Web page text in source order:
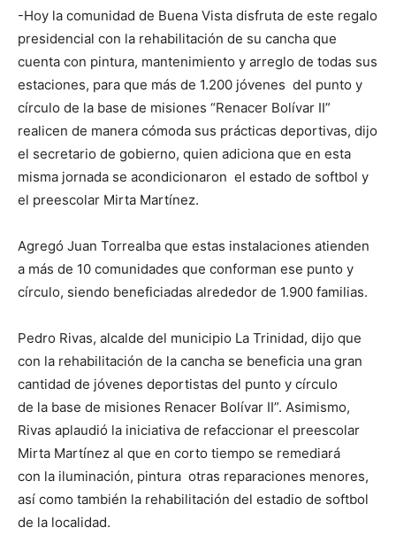
-Hoy la comunidad de Buena Vista disfruta de este regalo
presidencial con la rehabilitación de su cancha que
cuenta con pintura, mantenimiento y arreglo de todas sus
estaciones, para que más de 1.200 jóvenes del punto y
círculo de la base de misiones “Renacer Bolívar II”
realicen de manera cómoda sus prácticas deportivas, dijo
el secretario de gobierno, quien adiciona que en esta
misma jornada se acondicionaron el estado de softbol y
el preescolar Mirta Martínez.
Agregó Juan Torrealba que estas instalaciones atienden
a más de 10 comunidades que conforman ese punto y
círculo, siendo beneficiadas alrededor de 1.900 familias.
Pedro Rivas, alcalde del municipio La Trinidad, dijo que
con la rehabilitación de la cancha se beneficia una gran
cantidad de jóvenes deportistas del punto y círculo
de la base de misiones Renacer Bolívar II”. Asimismo,
Rivas aplaudió la iniciativa de refaccionar el preescolar
Mirta Martínez al que en corto tiempo se remediará
con la iluminación, pintura otras reparaciones menores,
así como también la rehabilitación del estadio de softbol
de la localidad.